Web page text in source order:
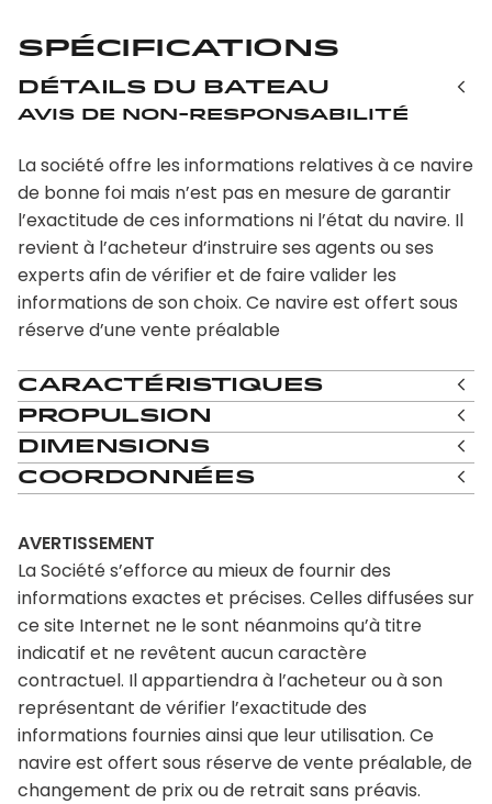
Spécifications
Détails du bateau
Avis de non-responsabilité
La société offre les informations relatives à ce navire
de bonne foi mais n’est pas en mesure de garantir
l’exactitude de ces informations ni l’état du navire. Il
revient à l’acheteur d’instruire ses agents ou ses
experts afin de vérifier et de faire valider les
informations de son choix. Ce navire est offert sous
réserve d’une vente préalable
Caractéristiques
Propulsion
Dimensions
Coordonnées
AVERTISSEMENT
La Société s’efforce au mieux de fournir des
informations exactes et précises. Celles diffusées sur
ce site Internet ne le sont néanmoins qu’à titre
indicatif et ne revêtent aucun caractère
contractuel. Il appartiendra à l’acheteur ou à son
représentant de vérifier l’exactitude des
informations fournies ainsi que leur utilisation. Ce
navire est offert sous réserve de vente préalable, de
changement de prix ou de retrait sans préavis.